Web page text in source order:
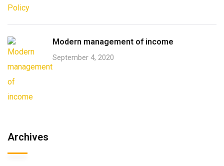
Modern management of income
September 4, 2020
Archives